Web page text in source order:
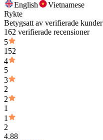
English
Vietnamese
Rykte
Betygsatt av verifierade kunder
162 verifierade recensioner
5
152
4
5
3
2
2
1
1
2
4.88